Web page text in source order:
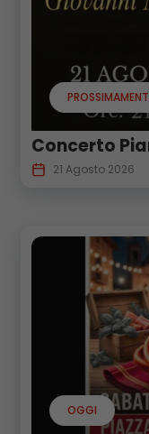
Concerto
21 Agosto 2026
OGGI